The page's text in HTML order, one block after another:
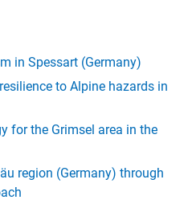
in Spessart (Germany)
to Alpine hazards in
for the Grimsel area in the
region (Germany) through